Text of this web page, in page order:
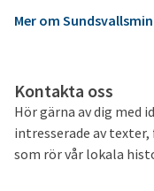
Mer om
Kontakta oss
Hör gärna av dig med
intresserade av
som rör vår lokala